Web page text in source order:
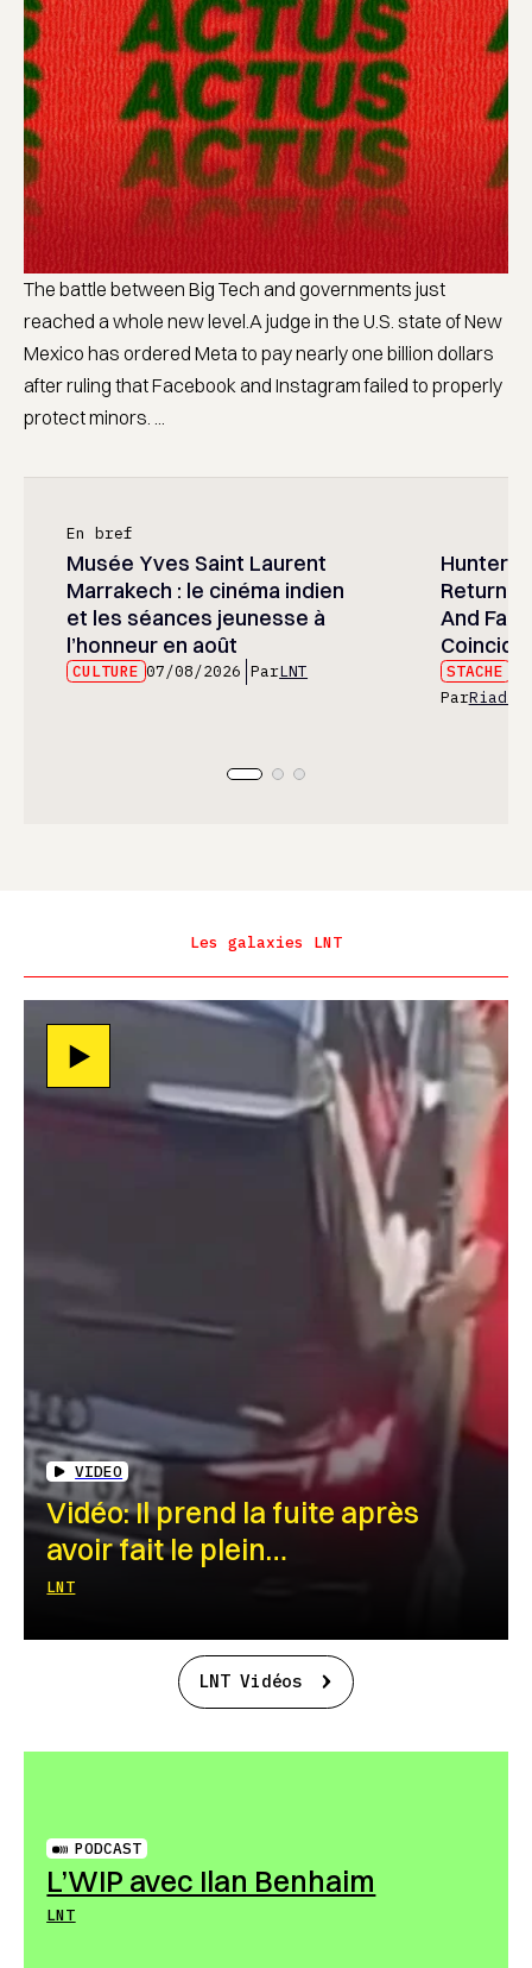
The battle between Big Tech and governments just
reached a whole new level.A judge in the U.S. state of New
Mexico has ordered Meta to pay nearly one billion dollars
after ruling that Facebook and Instagram failed to properly
protect minors. ...
En bref
Musée Yves Saint Laurent
Marrakech : le cinéma indien
et les séances jeunesse à
l’honneur en août
CULTURE 07/08/2026 ParLNT
Hunter
And
STACHE
ParRiad
Les galaxies LNT
VIDEO
Vidéo: Il prend la fuite après
avoir fait le plein…
LNT
LNT Vidéos
PODCAST
L’WIP avec Ilan Benhaim
LNT